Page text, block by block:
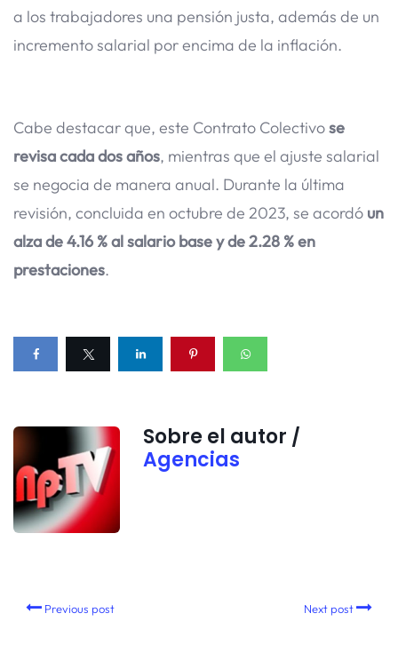
a los trabajadores una pensión justa, además de un
incremento salarial por encima de la inflación.
Cabe destacar que, este Contrato Colectivose
revisa cada dos años, mientras que el ajuste salarial
se negocia de manera anual. Durante la última
revisión, concluida en octubre de 2023, se acordó un
alza de 4.16 % al salario base y de 2.28 % en
prestaciones.
Sobre el autor /
Agencias
Previous post Next post